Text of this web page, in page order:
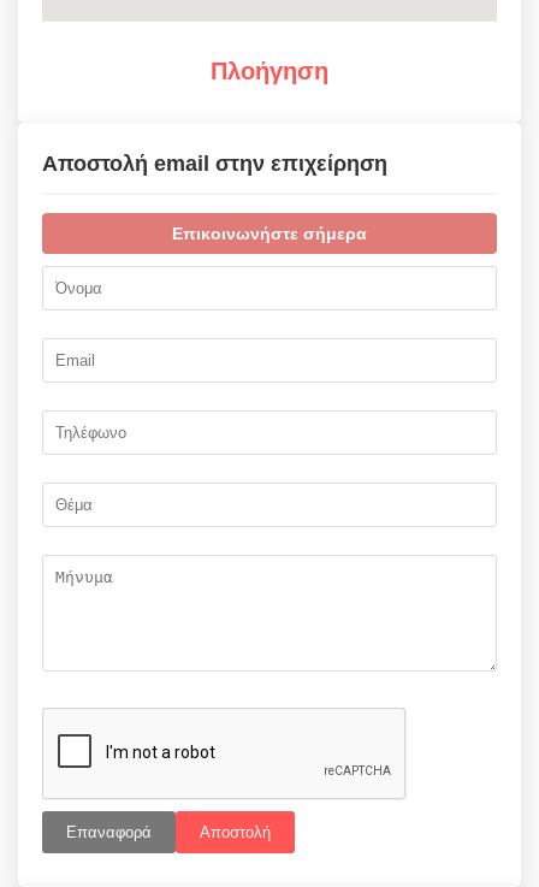
Πλοήγηση
Αποστολή email στην επιχείρηση
Επικοινωνήστε σήμερα
Επαναφορά Αποστολή